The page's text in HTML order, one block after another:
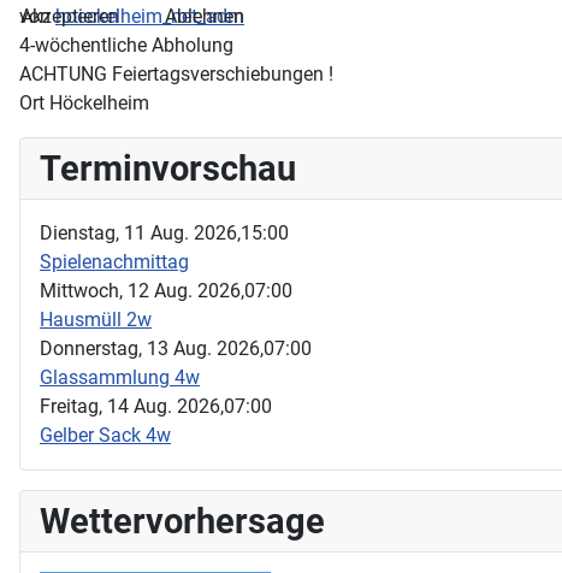
vonhoeckelheim_net_adm
4-wöchentliche Abholung
ACHTUNG Feiertagsverschiebungen !
Ort Höckelheim
Terminvorschau
Dienstag, 11 Aug. 2026,15:00
Spielenachmittag
Mittwoch, 12 Aug. 2026,07:00
Hausmüll 2w
Donnerstag, 13 Aug. 2026,07:00
Glassammlung 4w
Freitag, 14 Aug. 2026,07:00
Gelber Sack 4w
Wettervorhersage
Akzeptieren
Ablehnen